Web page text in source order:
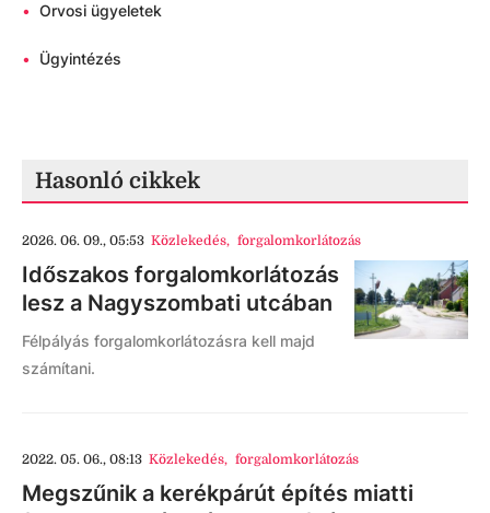
• Orvosi ügyeletek
• Ügyintézés
Hasonló cikkek
2026. 06. 09., 05:53 Közlekedés, forgalomkorlátozás
Időszakos forgalomkorlátozás
lesz a Nagyszombati utcában
Félpályás forgalomkorlátozásra kell majd
számítani.
2022. 05. 06., 08:13 Közlekedés, forgalomkorlátozás
Megszűnik a kerékpárút építés miatti